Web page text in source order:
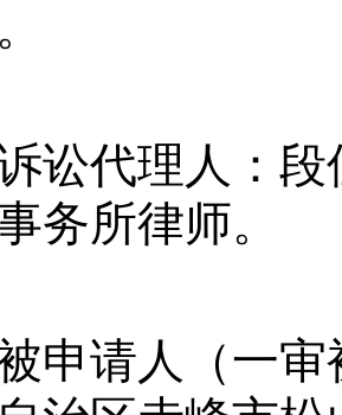
讼代理人：
务所律师。
申请人（一